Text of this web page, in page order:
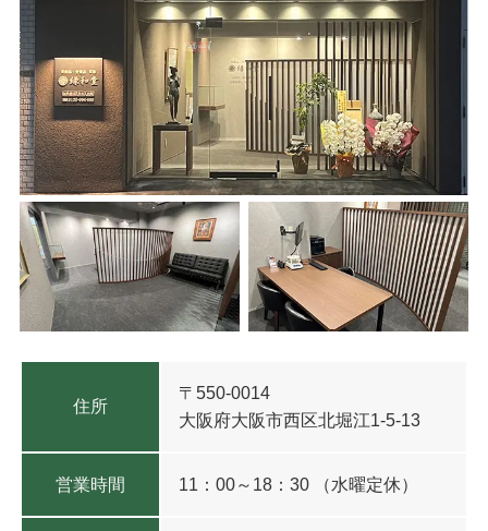
住所
〒550-0014
大阪府大阪市西区北堀江1-5-13
営業時間 11：00～18：30 （水曜定休）